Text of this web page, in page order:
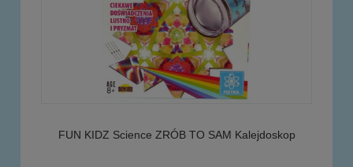
FUN KIDZ Science ZRÓB TO SAM Kalejdoskop